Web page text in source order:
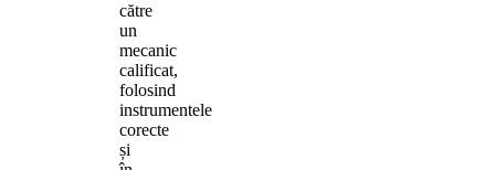
către
un
mecanic
calificat,
folosind
instrumentele
corecte
și